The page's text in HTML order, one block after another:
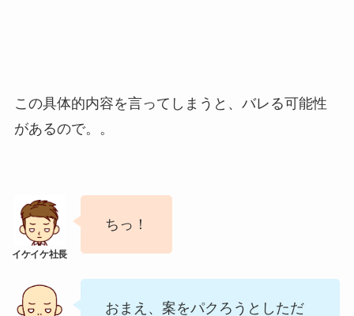
この具体的内容を言ってしまうと、バレる可能性
があるので。。
ちっ！
おまえ、案をパクろうとしただ